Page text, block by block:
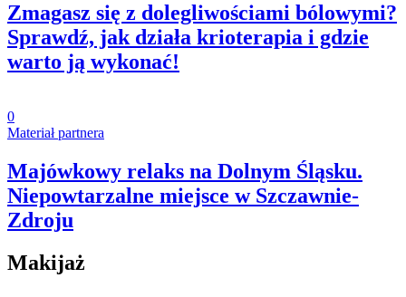
Zmagasz się z dolegliwościami bólowymi?
Sprawdź, jak działa krioterapia i gdzie
warto ją wykonać!
0
Materiał partnera
Majówkowy relaks na Dolnym Śląsku.
Niepowtarzalne miejsce w Szczawnie-
Zdroju
Makijaż